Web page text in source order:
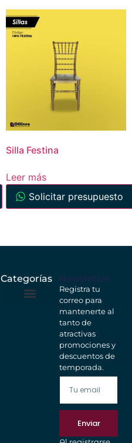
Silla Festina
Leer más
Solicitar presupuesto
Categorías Newsletter
Registra tu
correo para
mantenerte al
tanto de
atractivas
promociones y
descuentos de
temporada.
Enviar